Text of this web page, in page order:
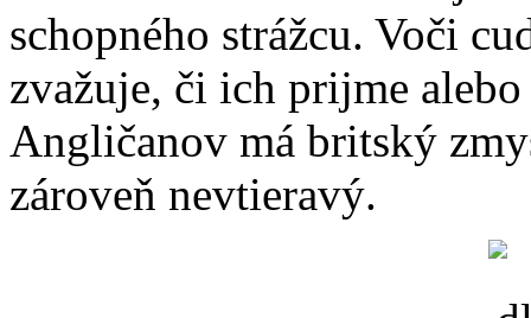
schopného strážcu. Voči
zvažuje, či ich prijme
Angličanov má britský
zároveň nevtieravý.